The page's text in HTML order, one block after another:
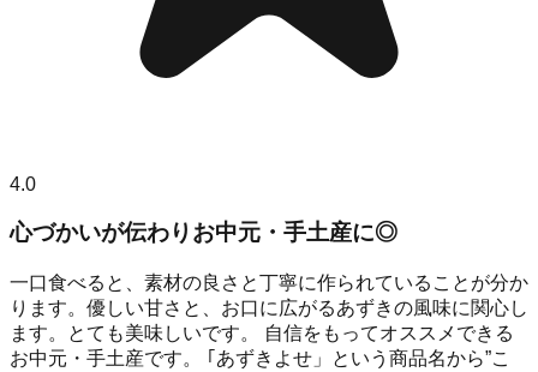
4.0
心づかいが伝わりお中元・手土産に◎
一口食べると、素材の良さと丁寧に作られていることが分か
ります。優しい甘さと、お口に広がるあずきの風味に関心し
ます。とても美味しいです。 自信をもってオススメできる
お中元・手土産です。 ｢あずきよせ」という商品名から”こ